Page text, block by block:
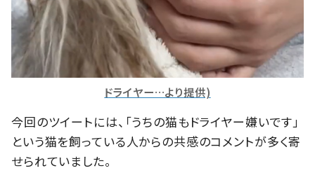
ドライヤー…より提供)
今回のツイートには、「うちの猫もドライヤー嫌いです」
という猫を飼っている人からの共感のコメントが多く寄
せられていました。